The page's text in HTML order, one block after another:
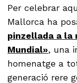
Per celebrar
Mallorca ha
pinzellada a la
Mundial», una
homenatge a
generació rere